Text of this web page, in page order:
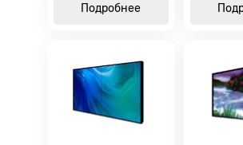
Подробнее